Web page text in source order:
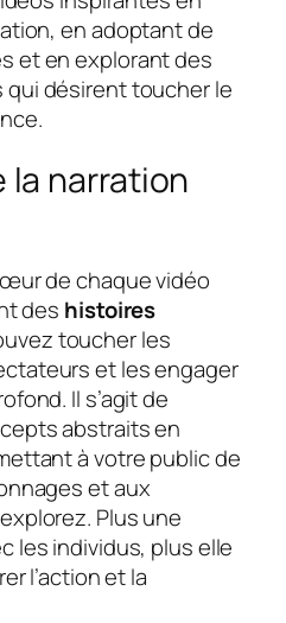
en adoptant de
et en explorant des
désirent toucher le
la narration
de chaque vidéo
des histoires
toucher les
et les engager
Il s’agit de
abstraits en
à votre public de
et aux
Plus une
les individus, plus elle
l’action et la